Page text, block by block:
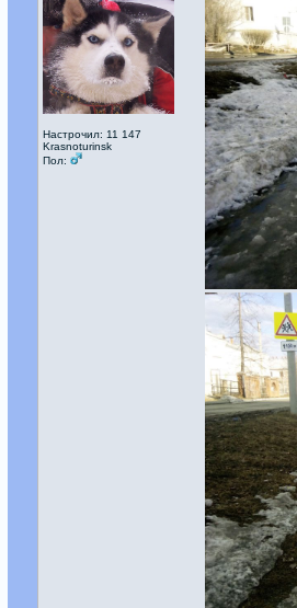
Настрочил: 11 147
Krasnoturinsk
Пол: